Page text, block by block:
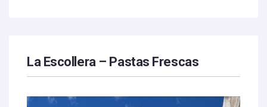
La Escollera – Pastas Frescas